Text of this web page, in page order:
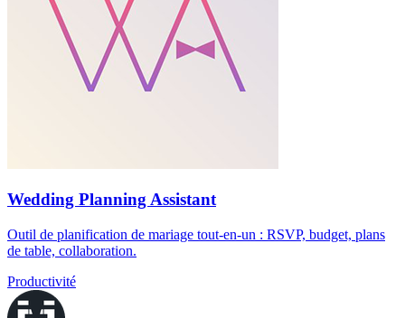
Wedding Planning Assistant
Outil de planification de mariage tout-en-un : RSVP, budget, plans
de table, collaboration.
Productivité